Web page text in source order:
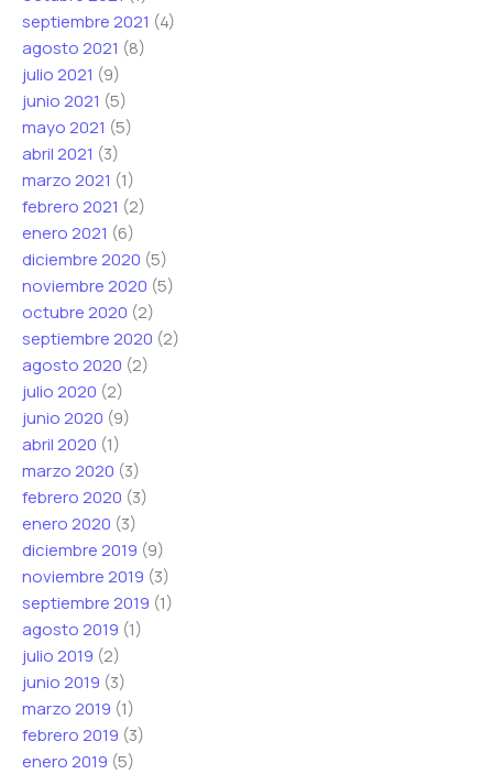
septiembre 2021 (4)
agosto 2021 (8)
julio 2021 (9)
junio 2021 (5)
mayo 2021 (5)
abril 2021 (3)
marzo 2021 (1)
febrero 2021 (2)
enero 2021 (6)
diciembre 2020 (5)
noviembre 2020 (5)
octubre 2020 (2)
septiembre 2020 (2)
agosto 2020 (2)
julio 2020 (2)
junio 2020 (9)
abril 2020 (1)
marzo 2020 (3)
febrero 2020 (3)
enero 2020 (3)
diciembre 2019 (9)
noviembre 2019 (3)
septiembre 2019 (1)
agosto 2019 (1)
julio 2019 (2)
junio 2019 (3)
marzo 2019 (1)
febrero 2019 (3)
enero 2019 (5)